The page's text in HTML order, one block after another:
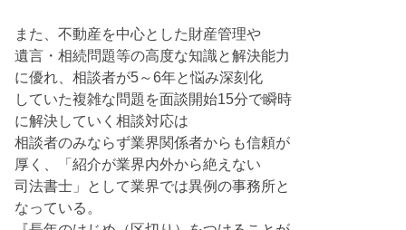
また、不動産を中心とした財産管理や
遺言・相続問題等の高度な知識と解決能力
に優れ、相談者が5～6年と悩み深刻化
していた複雑な問題を面談開始15分で瞬時
に解決していく相談対応は
相談者のみならず業界関係者からも信頼が
厚く、「紹介が業界内外から絶えない
司法書士」として業界では異例の事務所と
なっている。